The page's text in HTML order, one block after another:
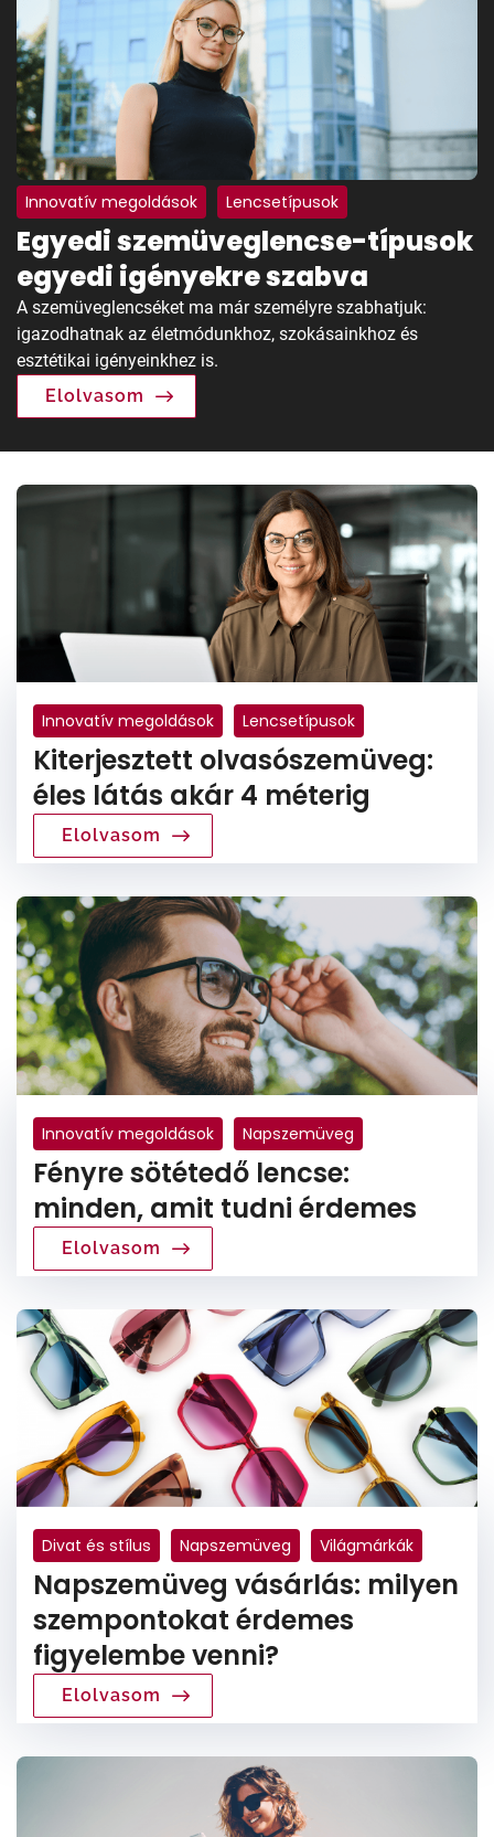
Innovatív megoldások
Lencsetípusok
Progresszív szemüveg
Kiterjesztett olvasószemüveg:
éles látás akár 4 méterig
Elolvasom
Innovatív megoldások
Napszemüveg
Lencsetípusok
Fényre sötétedő lencse
Fényre sötétedő lencse:
minden, amit tudni érdemes
Elolvasom
Divat és stílus Napszemüveg Világmárkák
Napszemüveg vásárlás: milyen
szempontokat érdemes
figyelembe venni?
Elolvasom
Innovatív megoldások
Lencsetípusok
Színezett lencse
Fényre sötétedő lencse
Polarizált
Szemfáradtság
Monitorszemüveg
Blue filter
Egyedi szemüveglencse-típusok
egyedi igényekre szabva
A szemüveglencséket ma már személyre szabhatjuk:
igazodhatnak az életmódunkhoz, szokásainkhoz és
esztétikai igényeinkhez is.
Elolvasom